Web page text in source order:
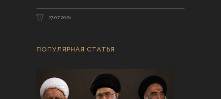
27.07.2026
ПОПУЛЯРНАЯ СТАТЬЯ